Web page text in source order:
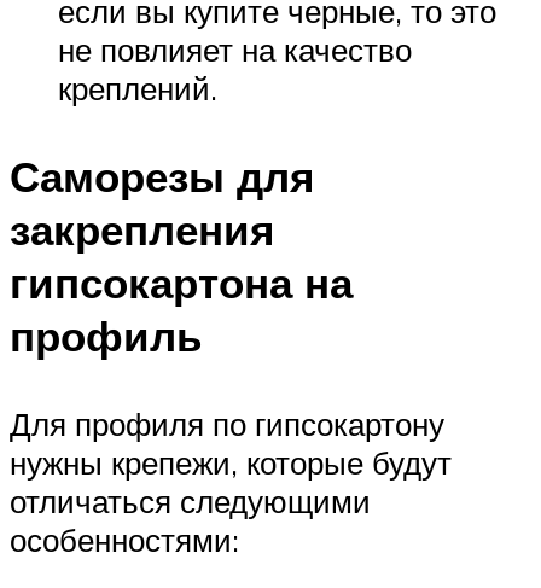
если вы купите черные, то это
не повлияет на качество
креплений.
Саморезы для
закрепления
гипсокартона на
профиль
Для профиля по гипсокартону
нужны крепежи, которые будут
отличаться следующими
особенностями: